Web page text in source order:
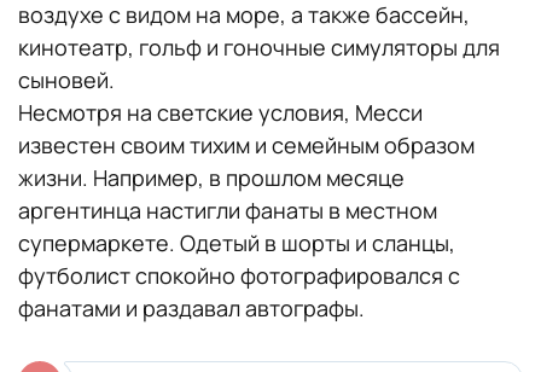
воздухе с видом на море, а также бассейн,
кинотеатр, гольф и гоночные симуляторы для
сыновей.
Несмотря на светские условия, Месси
известен своим тихим и семейным образом
жизни. Например, в прошлом месяце
аргентинца настигли фанаты в местном
супермаркете. Одетый в шорты и сланцы,
футболист спокойно фотографировался с
фанатами и раздавал автографы.